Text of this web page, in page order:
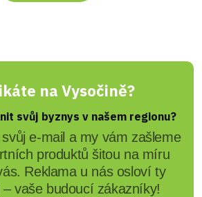
na Vysočině?
svůj byznys v našem regionu?
e-mail a my vám zašleme
produktů šitou na míru
Reklama u nás osloví ty
– vaše budoucí zákazníky!